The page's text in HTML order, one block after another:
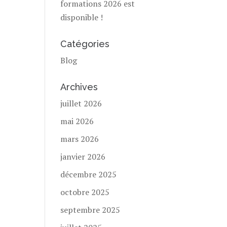
formations 2026 est
disponible !
Catégories
Blog
Archives
juillet 2026
mai 2026
mars 2026
janvier 2026
décembre 2025
octobre 2025
septembre 2025